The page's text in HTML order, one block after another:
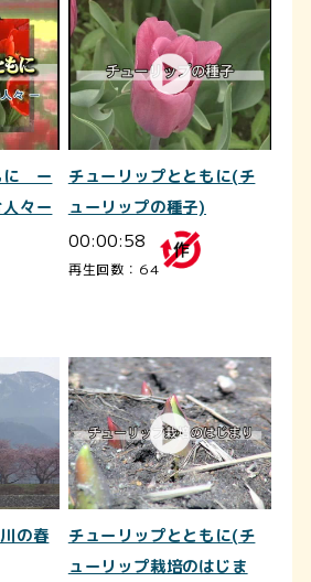
に ー
々ー
チューリップとともに(チ
ューリップの種子)
00:00:58
再生回数：64
の春
チューリップとともに(チ
ューリップ栽培のはじま